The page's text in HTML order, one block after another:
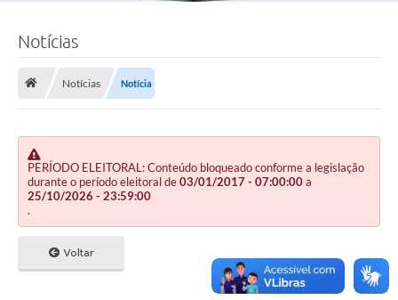
Notícias
Notícias Notícia
PERÍODO ELEITORAL: Conteúdo bloqueado conforme a legislação
durante o período eleitoral de03/01/2017 - 07:00:00a
25/10/2026 - 23:59:00
.
Voltar